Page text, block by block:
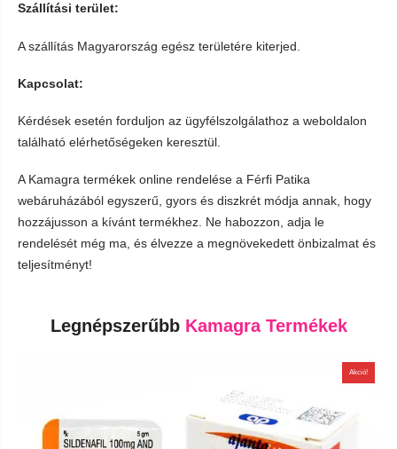
Szállítási terület:
A szállítás Magyarország egész területére kiterjed.
Kapcsolat:
Kérdések esetén forduljon az ügyfélszolgálathoz a weboldalon
található elérhetőségeken keresztül.
A Kamagra termékek online rendelése a Férfi Patika
webáruházából egyszerű, gyors és diszkrét módja annak, hogy
hozzájusson a kívánt termékhez. Ne habozzon, adja le
rendelését még ma, és élvezze a megnövekedett önbizalmat és
teljesítményt!
Legnépszerűbb Kamagra Termékek
Akció!